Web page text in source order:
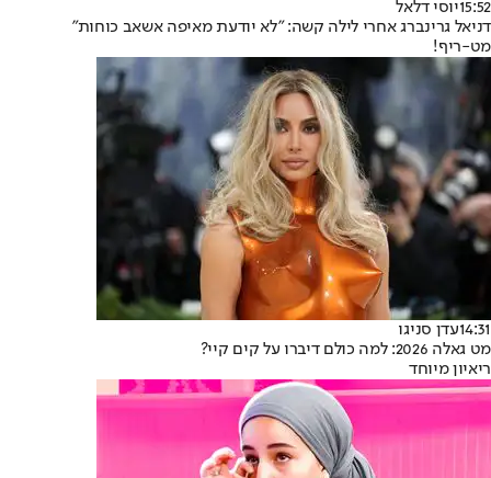
15:52יוסי דלאל
דניאל גרינברג אחרי לילה קשה: "לא יודעת מאיפה אשאב כוחות"
מט-ריף!
14:31עדן סניגו
מט גאלה 2026: למה כולם דיברו על קים קיי?
ריאיון מיוחד